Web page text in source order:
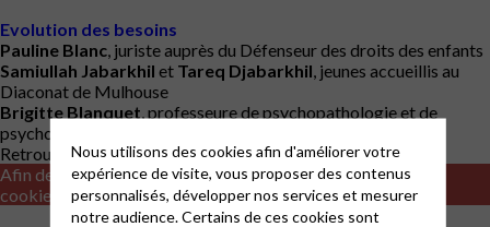
Evolution des besoins
Pauline Blanc, juriste auprès du Défenseur des droits des enfants
Samiullah Jabarkhil et Tareq Djabarkhil, jeunes accueillis au
Diaconat de Mulhouse
Brigitte Blanquet, professeure de psychopathologie et de
psychologie clinique à l’Université Catholique de Lyon
Retrouvez la captation
Afin de visualiser les vidéos il est nécessaire d'accepter les
cookies de type analytics
Nous utilisons des cookies afin d'améliorer votre
expérience de visite, vous proposer des contenus
personnalisés, développer nos services et mesurer
notre audience. Certains de ces cookies sont